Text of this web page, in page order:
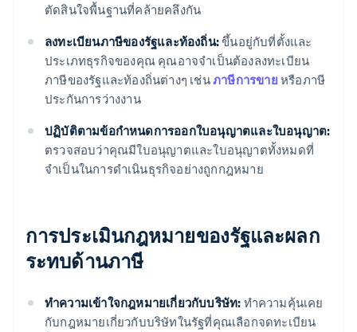
ตัดสินใจพื้นฐานที่คล้ายคลึงกัน
ลงทะเบียนภาษีของรัฐและท้องถิ่น:ขึ้นอยู่กับที่ตั้งและ
ประเภทธุรกิจของคุณ คุณอาจจำเป็นต้องลงทะเบียน
ภาษีของรัฐและท้องถิ่นต่างๆ เช่นภาษีการขาย หรือภาษี
ประกันการว่างงาน
ปฏิบัติตามข้อกำหนดการออกใบอนุญาตและใบอนุญาต:
ตรวจสอบว่าคุณมีใบอนุญาตและใบอนุญาตทั้งหมดที่
จำเป็นในการดำเนินธุรกิจอย่างถูกกฎหมาย
การประเมินกฎหมายของรัฐและผลก
ระทบด้านภาษี
ทำความเข้าใจกฎหมายเกี่ยวกับบริษัท: ทำความคุ้นเคย
กับกฎหมายเกี่ยวกับบริษัทในรัฐที่คุณเลือกจดทะเบียน